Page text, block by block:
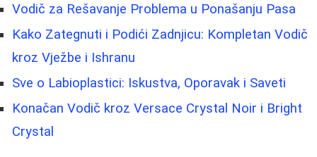
Vodič za Rešavanje Problema u Ponašanju Pasa
Kako Zategnuti i Podići Zadnjicu: Kompletan Vodič
kroz Vježbe i Ishranu
Sve o Labioplastici: Iskustva, Oporavak i Saveti
Konačan Vodič kroz Versace Crystal Noir i Bright
Crystal